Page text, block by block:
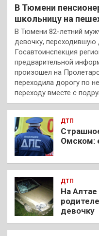
В Тюмени
школьницу на
В Тюмени 82-летний
девочку,
Госавтоинспекция
предварительной
произошел на
переходила дорогу по
переходу вместе с
ДТП
Омском:
ДТП
На
девочку